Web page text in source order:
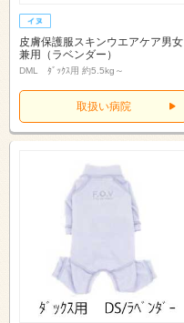
皮膚保護服スキンウエアケア男女
兼用（ラベンダー）
DML ﾀﾞｯｸｽ用 約5.5kg～
取扱い病院